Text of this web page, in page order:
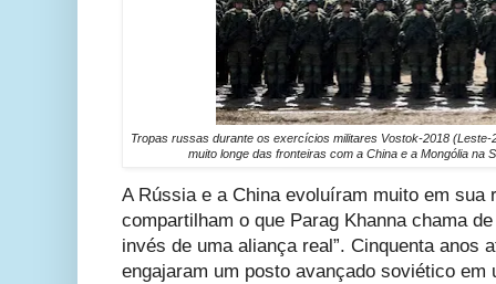
Tropas russas durante os exercícios militares Vostok-2018
muito longe das fronteiras com a China e a Mongólia na
A Rússia e a China evoluíram muito em sua
compartilham o que Parag Khanna chama
invés de uma aliança real”. Cinquenta anos
engajaram um posto avançado soviético